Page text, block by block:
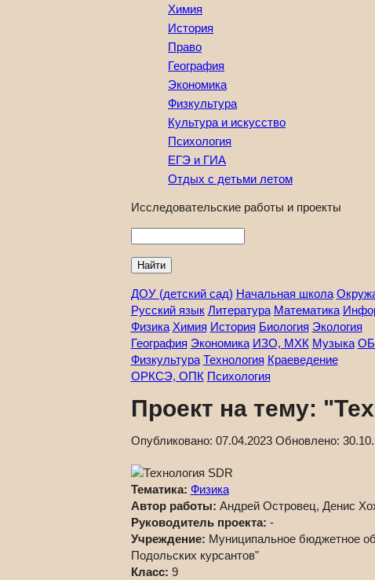
Химия
История
Право
География
Экономика
Физкультура
Культура и искусство
Психология
ЕГЭ и ГИА
Отдых с детьми летом
Исследовательские работы и проекты
ДОУ (детский сад) Начальная школа
Русский язык Литература Математика
Физика Химия История Биология Экология
География Экономика ИЗО, МХК Музыка
Физкультура Технология Краеведение
ОРКСЭ, ОПК Психология
Проект на тему:
Опубликовано: 07.04.2023 Обновлено:
Тематика: Физика
Автор работы: Андрей Островец, Денис
Руководитель проекта: -
Учреждение: Муниципальное бюджетное
Подольских курсантов"
Класс: 9